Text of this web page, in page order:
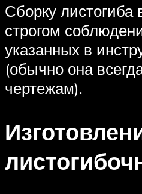
Сборку
строгом
указанных в
(обычно она
чертежам).